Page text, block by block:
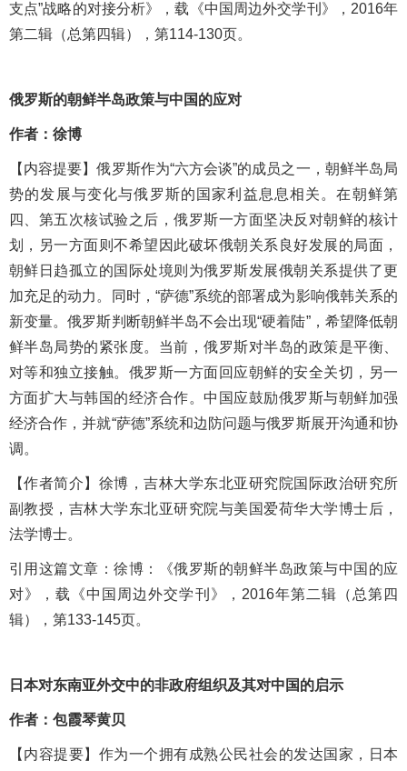
支点”战略的对接分析》，载《中国周边外交学刊》， 2016年
第二辑（总第四辑），第114-130页。
俄罗斯的朝鲜半岛政策与中国的应对
作者：徐博
【内容提要】俄罗斯作为“六方会谈”的成员之一，朝鲜半岛局
势的发展与变化与俄罗斯的国家利益息息相关。在朝鲜第
四、第五次核试验之后，俄罗斯一方面坚决反对朝鲜的核计
划，另一方面则不希望因此破坏俄朝关系良好发展的局面，
朝鲜日趋孤立的国际处境则为俄罗斯发展俄朝关系提供了更
加充足的动力。同时，“萨德”系统的部署成为影响俄韩关系的
新变量。俄罗斯判断朝鲜半岛不会出现“硬着陆”，希望降低朝
鲜半岛局势的紧张度。当前，俄罗斯对半岛的政策是平衡、
对等和独立接触。俄罗斯一方面回应朝鲜的安全关切，另一
方面扩大与韩国的经济合作。中国应鼓励俄罗斯与朝鲜加强
经济合作，并就“萨德”系统和边防问题与俄罗斯展开沟通和协
调。
【作者简介 】徐博，吉林大学东北亚研究院国际政治研究所
副教授，吉林大学东北亚研究院与美国爱荷华大学博士后，
法学博士。
引用这篇文章：徐博：《俄罗斯的朝鲜半岛政策与中国的应
对》，载《中国周边外交学刊》， 2016年第二辑（总第四
辑），第133-145页。
日本对东南亚外交中的非政府组织及其对中国的启示
作者：包霞琴黄贝
【内容提要】作为一个拥有成熟公民社会的发达国家，日本